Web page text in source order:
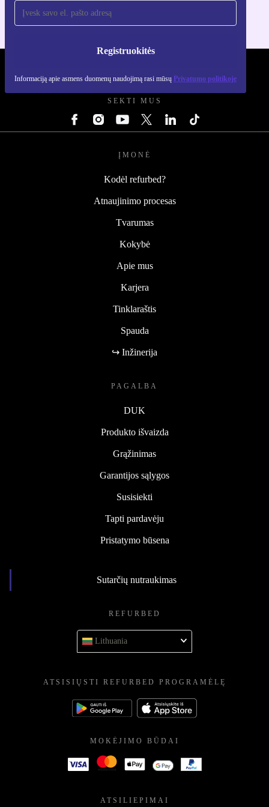
Registruokitės
Informaciją apie asmens duomenų naudojimą rasi mūsų Privatumo politikoje
SEKTI MUS
ĮMONĖ
Kodėl refurbed?
Atnaujinimo procesas
Tvarumas
Kokybė
Apie mus
Karjera
Tinklaraštis
Spauda
↪ Inžinerija
PAGALBA
DUK
Produkto išvaizda
Grąžinimas
Garantijos sąlygos
Susisiekti
Tapti pardavėju
Pristatymo būsena
Sutarčių nutraukimas
REFURBED
Lithuania
ATSISIŲSTI REFURBED PROGRAMĖLĘ
MOKĖJIMO BŪDAI
ATSILIEPIMAI